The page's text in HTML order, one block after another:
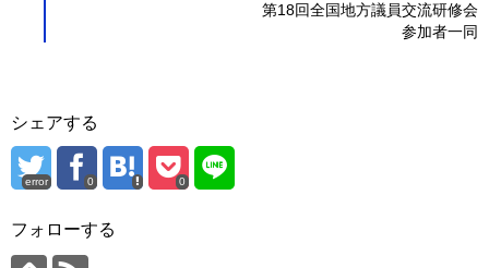
第18回全国地方議員交流研修会
参加者一同
シェアする
error 0 0
フォローする